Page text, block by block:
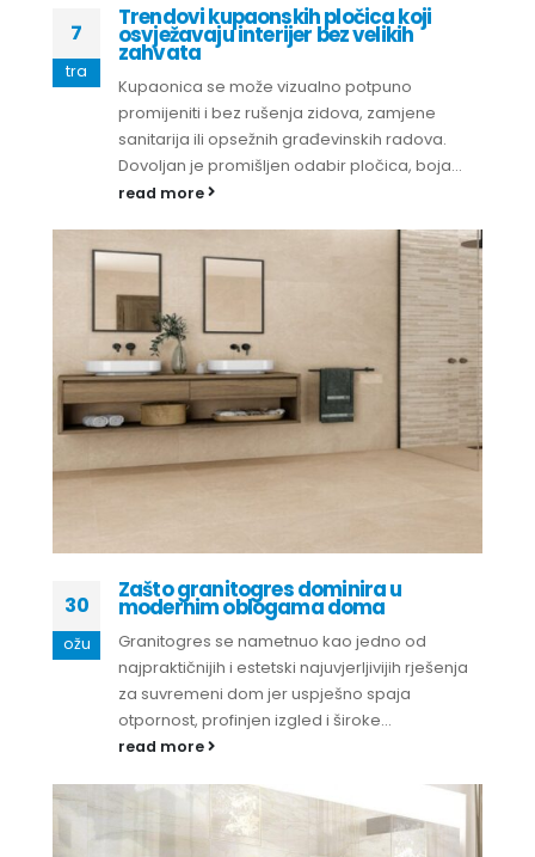
7
tra
Trendovi kupaonskih pločica koji
osvježavaju interijer bez velikih
zahvata
Kupaonica se može vizualno potpuno
promijeniti i bez rušenja zidova, zamjene
sanitarija ili opsežnih građevinskih radova.
Dovoljan je promišljen odabir pločica, boja...
read more
30
ožu
Zašto granitogres dominira u
modernim oblogama doma
Granitogres se nametnuo kao jedno od
najpraktičnijih i estetski najuvjerljivijih rješenja
za suvremeni dom jer uspješno spaja
otpornost, profinjen izgled i široke...
read more